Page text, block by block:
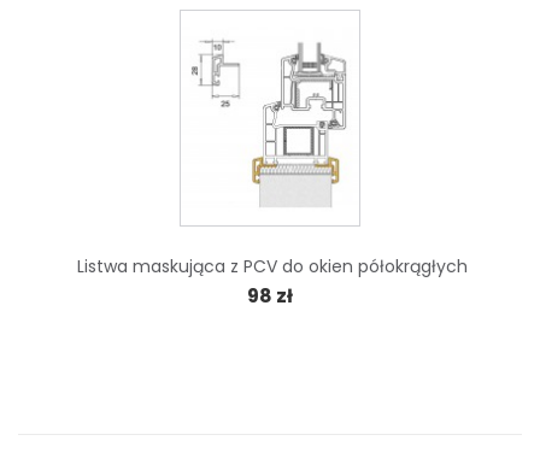
Listwa maskująca z PCV do okien półokrągłych
98 zł